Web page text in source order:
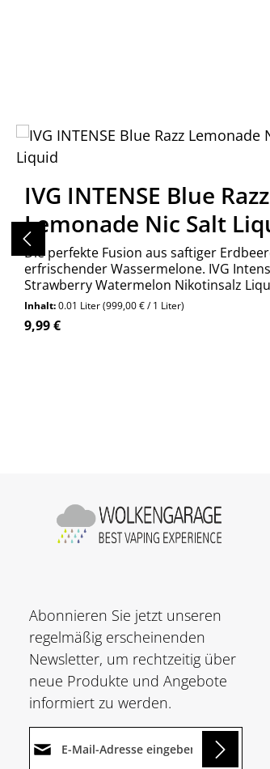
Produktgalerie überspringen
IVG INTENSE Blue Razz
Lemonade Nic Salt
Die perfekte Fusion aus saftiger
erfrischender Wassermelone. IVG
Strawberry Watermelon Nikotinsalz
kaufen bei Wolkengarage!
Inhalt:0.01 Liter(999,00 € / 1 Liter)
Regulärer Preis:
9,99 €
Abonnieren Sie jetzt unseren
regelmäßig erscheinenden
Newsletter, um rechtzeitig über
neue Produkte und Angebote
informiert zu werden.